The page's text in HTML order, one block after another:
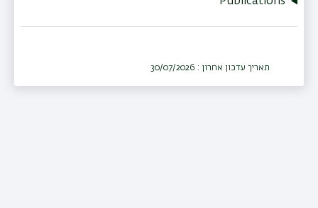
תאריך עדכון אחרון : 30/07/2026